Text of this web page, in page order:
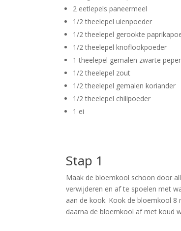
2 eetlepels paneermeel
1/2 theelepel uienpoeder
1/2 theelepel gerookte
1/2 theelepel knoflookpoeder
1 theelepel gemalen zwarte peper
1/2 theelepel zout
1/2 theelepel gemalen koriander
1/2 theelepel chilipoeder
1 ei
Stap 1
Maak de bloemkool schoon door
verwijderen en af te spoelen met
aan de kook. Kook de bloemkool 8
daarna de bloemkool af met koud